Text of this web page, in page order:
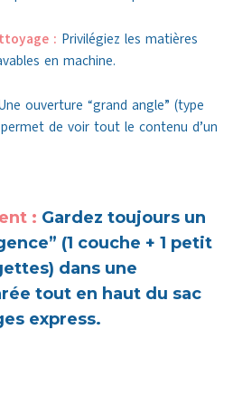
: Privilégiez les matières
en machine.
ouverture “grand angle” (type
de voir tout le contenu d’un
: Gardez toujours un
(1 couche + 1 petit
dans une
tout en haut du sac
express.